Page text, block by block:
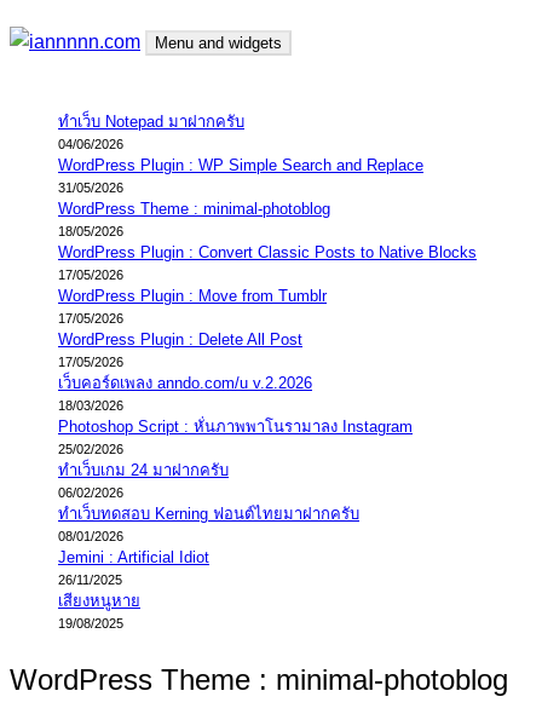
Skip
Menu and widgets
ทำเว็บ Notepad มาฝากครับ
04/06/2026
WordPress Plugin : WP Simple Search and Replace
31/05/2026
WordPress Theme : minimal-photoblog
18/05/2026
WordPress Plugin : Convert Classic Posts to Native Blocks
17/05/2026
WordPress Plugin : Move from Tumblr
17/05/2026
WordPress Plugin : Delete All Post
17/05/2026
เว็บคอร์ดเพลง anndo.com/u v.2.2026
18/03/2026
Photoshop Script : หั่นภาพพาโนรามาลง Instagram
25/02/2026
ทำเว็บเกม 24 มาฝากครับ
06/02/2026
ทำเว็บทดสอบ Kerning ฟอนต์ไทยมาฝากครับ
08/01/2026
Jemini : Artificial Idiot
26/11/2025
เสียงหนูหาย
19/08/2025
WordPress Theme : minimal-photoblog